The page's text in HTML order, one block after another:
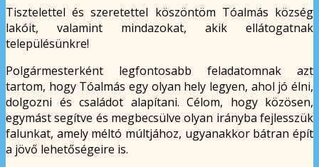
Tisztelettel és szeretettel köszöntöm Tóalmás község
lakóit, valamint mindazokat, akik ellátogatnak
településünkre!
Polgármesterként legfontosabb feladatomnak azt
tartom, hogy Tóalmás egy olyan hely legyen, ahol jó élni,
dolgozni és családot alapítani. Célom, hogy közösen,
egymást segítve és megbecsülve olyan irányba fejlesszük
falunkat, amely méltó múltjához, ugyanakkor bátran épít
a jövő lehetőségeire is.